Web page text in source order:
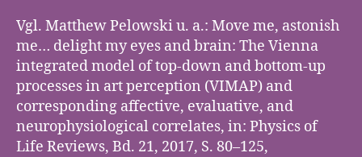
Vgl. Matthew Pelowski u. a.: Move me, astonish
me… delight my eyes and brain: The Vienna
integrated model of top-down and bottom-up
processes in art perception (VIMAP) and
corresponding affective, evaluative, and
neurophysiological correlates, in: Physics of
Life Reviews, Bd. 21, 2017, S. 80–125,